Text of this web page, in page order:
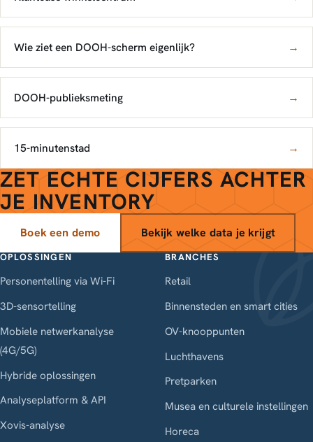
Wie ziet een DOOH-scherm eigenlijk? →
DOOH-publieksmeting →
15-minutenstad →
ZET ECHTE CIJFERS ACHTER
JE INVENTORY
Boek een demo Bekijk welke data je krijgt
OPLOSSINGEN
Personentelling via Wi-Fi
3D-sensortelling
Mobiele netwerkanalyse
(4G/5G)
Hybride oplossingen
Analyseplatform & API
Xovis-analyse
BRANCHES
Retail
Binnensteden en smart cities
OV-knooppunten
Luchthavens
Pretparken
Musea en culturele instellingen
Horeca